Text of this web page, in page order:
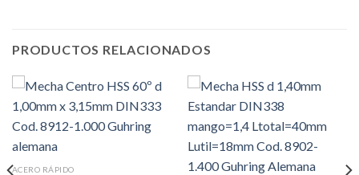
PRODUCTOS RELACIONADOS
ACERO RÁPIDO